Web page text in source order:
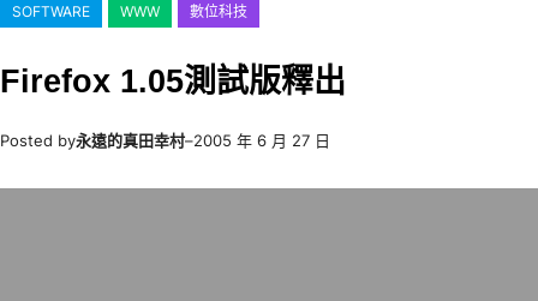
SOFTWARE WWW 數位科技
Firefox 1.05測試版釋出
Posted by永遠的真田幸村–2005 年 6 月 27 日